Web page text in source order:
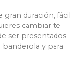
duración, fácil
cambiar te
ser presentados
banderola y para